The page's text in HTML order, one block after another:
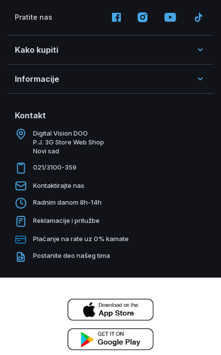
Pratite nas
Kako kupiti
Informacije
Kontakt
Digital Vision DOO
P.J. 3G Store Web Shop
Novi sad
021/3100-359
Kontaktirajte nas
Radnim danom 8h-14h
Reklamacije i pritužbe
Plaćanje na rate uz 0% kamate
Postanite deo našeg tima